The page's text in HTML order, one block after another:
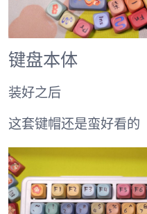
键盘本体
装好之后
这套键帽还是蛮好看的